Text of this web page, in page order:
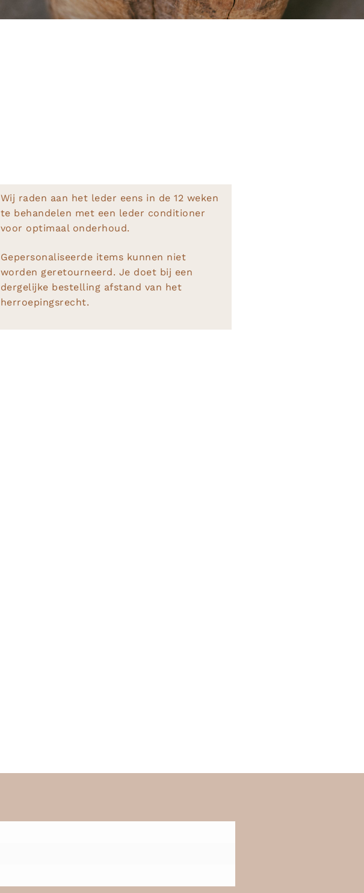
Wij raden aan het leder eens in de 12 weken
te behandelen met een leder conditioner
voor optimaal onderhoud.
Gepersonaliseerde items kunnen niet
worden geretourneerd. Je doet bij een
dergelijke bestelling afstand van het
herroepingsrecht.